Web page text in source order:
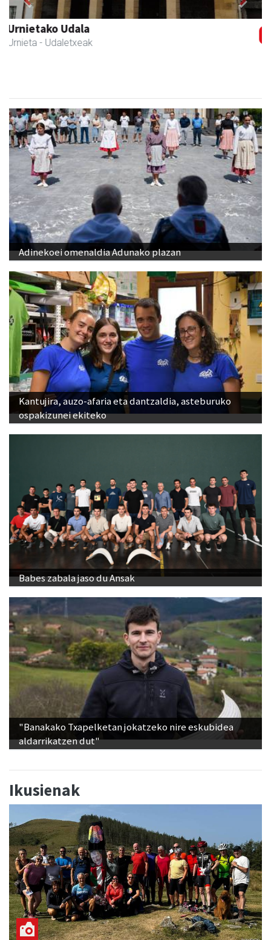
Zubimusu Ikastola
Amasa-Villabona - Hezkuntza
Previous Next
Adinekoei omenaldia Adunako plazan
Kantujira, auzo-afaria eta dantzaldia, asteburuko
ospakizunei ekiteko
Babes zabala jaso du Ansak
"Banakako Txapelketan jokatzeko nire eskubidea
aldarrikatzen dut"
Ikusienak